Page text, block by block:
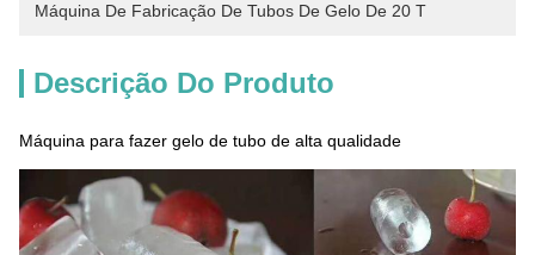
Máquina De Fabricação De Tubos De Gelo De 20 T
Descrição Do Produto
Máquina para fazer gelo de tubo de alta qualidade